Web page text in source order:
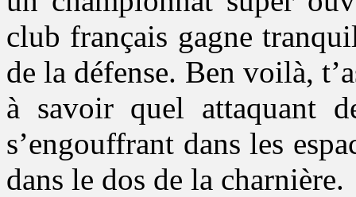
club français gagne
de la défense. Ben voilà,
à savoir quel attaquant
s’engouffrant dans les
dans le dos de la charnière.